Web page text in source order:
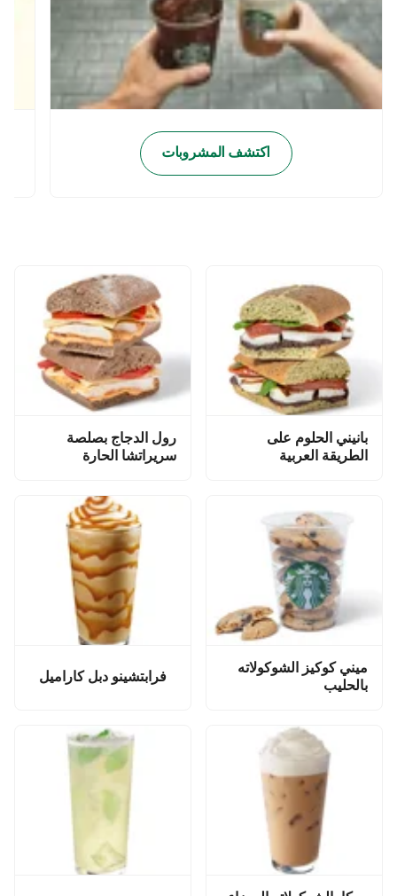
اكتشف المشروبات
بانيني الحلوم على
الطريقة العربية
رول الدجاج بصلصة
سريراتشا الحارة
ميني كوكيز الشوكولاته
بالحليب
فرابتشينو دبل كاراميل